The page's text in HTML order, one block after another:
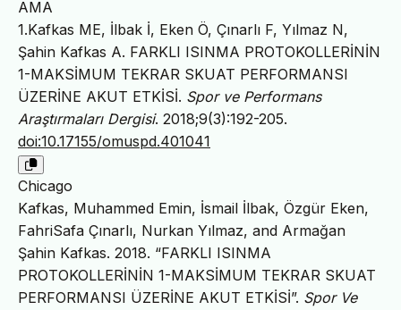
AMA
1.Kafkas ME, İlbak İ, Eken Ö, Çınarlı F, Yılmaz N,
Şahin Kafkas A. FARKLI ISINMA PROTOKOLLERİNİN
1-MAKSİMUM TEKRAR SKUAT PERFORMANSI
ÜZERİNE AKUT ETKİSİ. Spor ve Performans
Araştırmaları Dergisi. 2018;9(3):192-205.
doi:10.17155/omuspd.401041
Chicago
Kafkas, Muhammed Emin, İsmail İlbak, Özgür Eken,
FahriSafa Çınarlı, Nurkan Yılmaz, and Armağan
Şahin Kafkas. 2018. “FARKLI ISINMA
PROTOKOLLERİNİN 1-MAKSİMUM TEKRAR SKUAT
PERFORMANSI ÜZERİNE AKUT ETKİSİ”. Spor Ve